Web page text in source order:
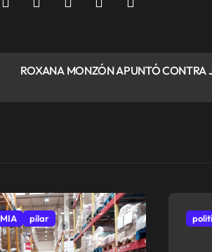
ROXANA MONZÓN APUNTÓ CONTRA
pilar